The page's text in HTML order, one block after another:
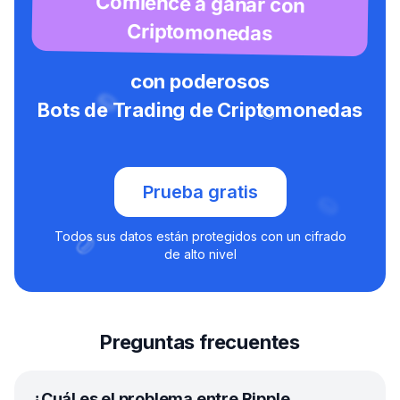
Criptomonedas
con poderosos
Bots de Trading de Criptomonedas
Prueba gratis
Todos sus datos están protegidos con un cifrado
de alto nivel
Preguntas frecuentes